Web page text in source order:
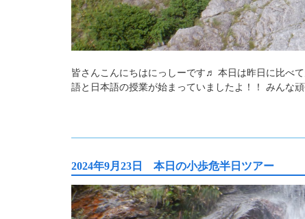
皆さんこんにちはにっしーです♬ 本日は昨日に比べ
語と日本語の授業が始まっていましたよ！！ みんな
2024年9月23日 本日の小歩危半日ツアー